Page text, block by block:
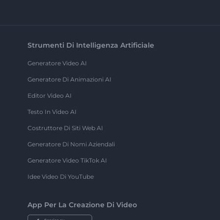
Strumenti Di Intelligenza Artificiale
Generatore Video AI
Generatore Di Animazioni AI
Editor Video AI
Testo In Video AI
Costruttore Di Siti Web AI
Generatore Di Nomi Aziendali
Generatore Video TikTok AI
Idee Video Di YouTube
App Per La Creazione Di Video